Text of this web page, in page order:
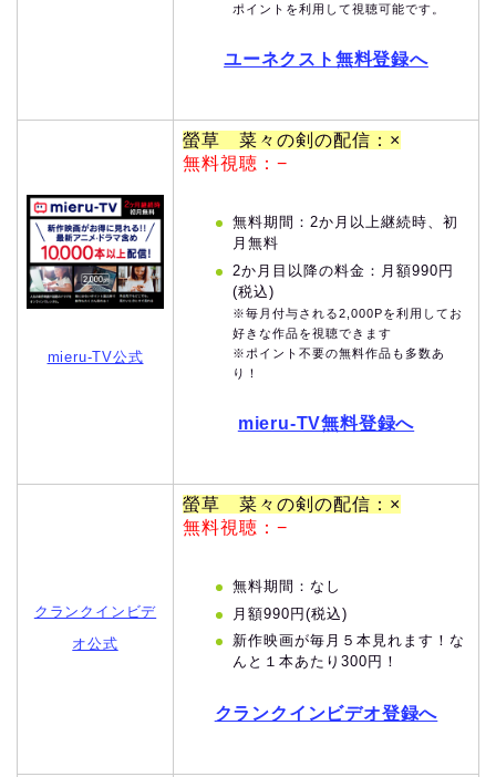
ポイントを利用して視聴可能です。
ユーネクスト無料登録へ
mieru-TV公式
螢草 菜々の剣の配信：×
無料視聴：−
無料期間：2か月以上継続時、初
月無料
2か月目以降の料金：月額990円
(税込)
※毎月付与される2,000Pを利用してお
好きな作品を視聴できます
※ポイント不要の無料作品も多数あ
り！
mieru-TV無料登録へ
クランクインビデ
オ公式
螢草 菜々の剣の配信：×
無料視聴：−
無料期間：なし
月額990円(税込)
新作映画が毎月５本見れます！な
んと１本あたり300円！
クランクインビデオ登録へ